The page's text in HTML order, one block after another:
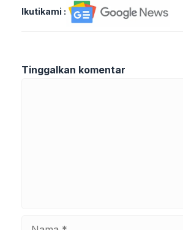
Ikutikami :
Tinggalkan komentar